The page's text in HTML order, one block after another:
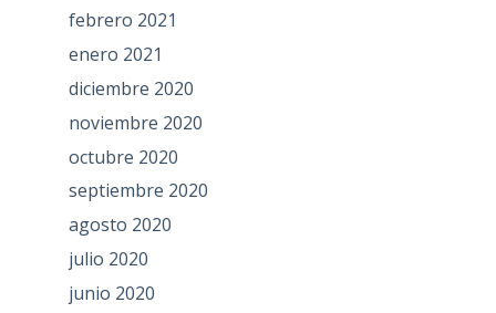
febrero 2021
enero 2021
diciembre 2020
noviembre 2020
octubre 2020
septiembre 2020
agosto 2020
julio 2020
junio 2020